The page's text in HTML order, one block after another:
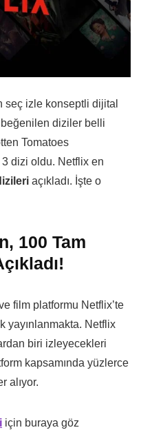
seç izle konseptli dijital
diziler belli
Tomatoes
3 dizi oldu. Netflix en
açıkladı. İşte o
100 Tam
film platformu Netflix’te
yayınlanmakta. Netflix
biri izleyecekleri
kapsamında yüzlerce
alıyor.
için buraya göz